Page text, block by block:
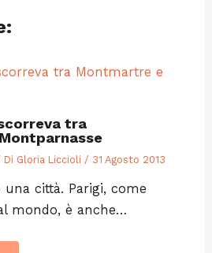
scorreva tra
Gloria Liccioli / 31 Agosto 2013
città. Parigi, come
mondo, è anche…